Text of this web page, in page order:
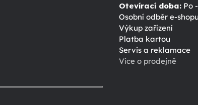
Otevírací doba:Po -
Osobní odběr e-shopu
Výkup zařízení
Platba kartou
Servis a reklamace
Více o prodejně